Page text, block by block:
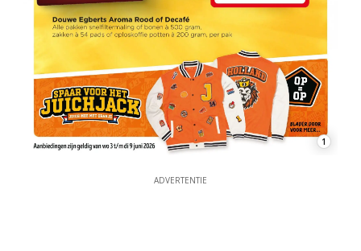
1
ADVERTENTIE